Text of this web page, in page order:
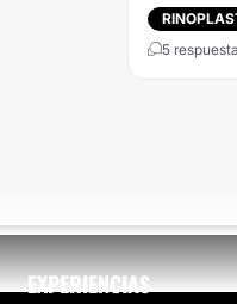
5
EXPERIENCIAS